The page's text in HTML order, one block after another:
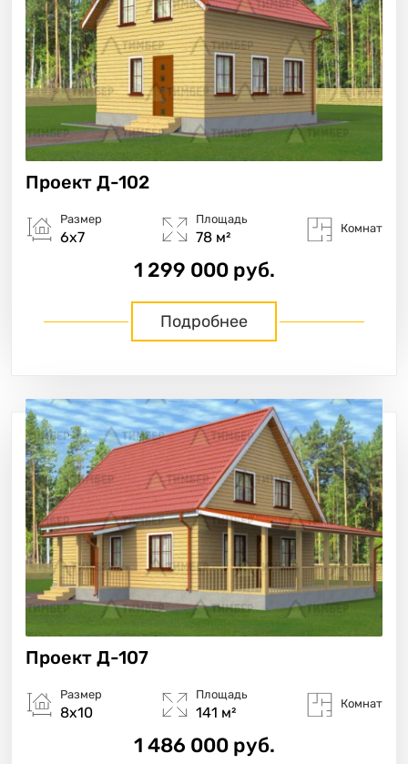
Проект Д-102
Размер
6х7
Площадь
78 м²
Комнат
1 299 000 руб.
Подробнее
Проект Д-107
Размер
8х10
Площадь
141 м²
Комнат
1 486 000 руб.